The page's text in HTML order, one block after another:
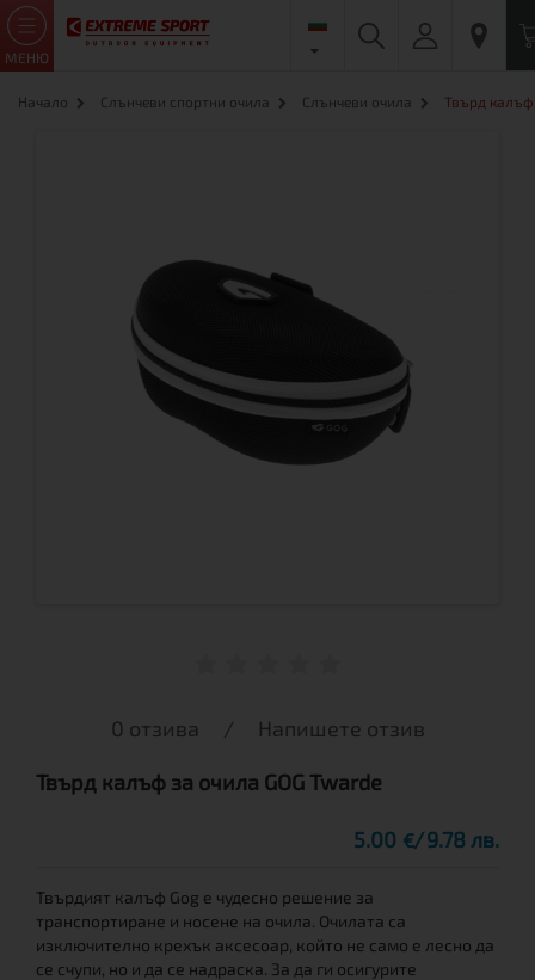
МЕНЮ
Начало Слънчеви спортни очила Слънчеви очила Твърд калъф
0 отзива / Напишете отзив
Твърд калъф за очила GOG Twarde
5.00 € 9.78 лв.
Твърдият калъф Gog е чудесно решение за
транспортиране и носене на очила. Очилата са
изключително крехък аксесоар, който не само е лесно да
се счупи, но и да се надраска. За да ги осигурите